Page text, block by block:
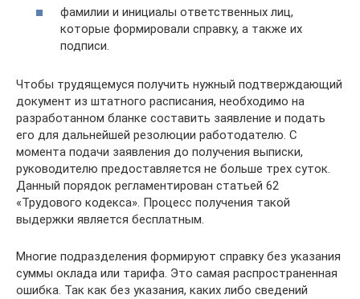
фамилии и инициалы ответственных лиц,
которые формировали справку, а также их
подписи.
Чтобы трудящемуся получить нужный подтверждающий
документ из штатного расписания, необходимо на
разработанном бланке составить заявление и подать
его для дальнейшей резолюции работодателю. С
момента подачи заявления до получения выписки,
руководителю предоставляется не больше трех суток.
Данный порядок регламентирован статьей 62
«Трудового кодекса». Процесс получения такой
выдержки является бесплатным.
Многие подразделения формируют справку без указания
суммы оклада или тарифа. Это самая распространенная
ошибка. Так как без указания, каких либо сведений